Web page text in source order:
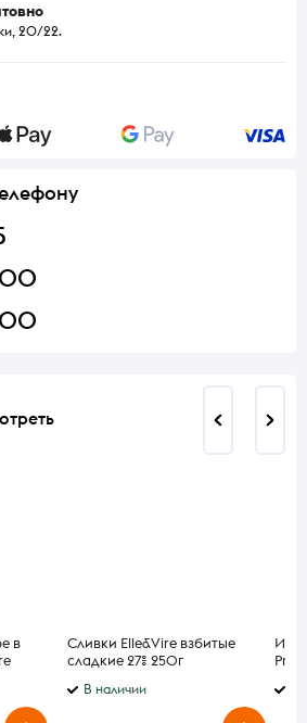
20/22.
в
Сливки Elle&Vire взбитые
сладкие 27% 250г
В наличии